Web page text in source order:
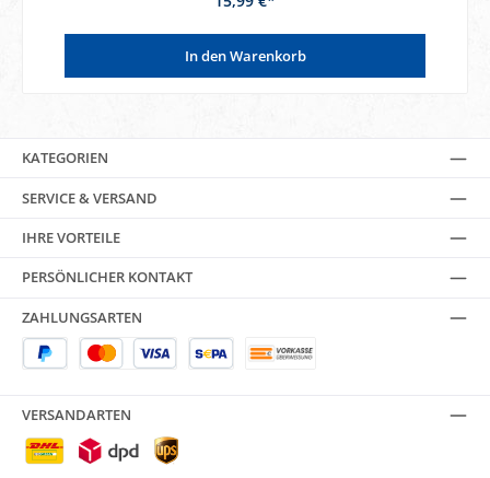
In den Warenkorb
KATEGORIEN
SERVICE & VERSAND
IHRE VORTEILE
PERSÖNLICHER KONTAKT
ZAHLUNGSARTEN
VERSANDARTEN